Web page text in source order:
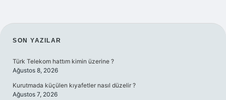
SIDEBAR
SON YAZILAR
Türk Telekom hattım kimin üzerine ?
Ağustos 8, 2026
Kurutmada küçülen kıyafetler nasıl düzelir ?
Ağustos 7, 2026